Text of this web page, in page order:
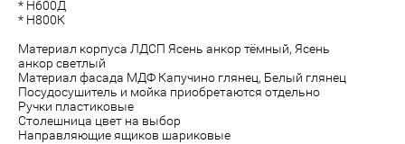
* Н600Д
* Н800К
Материал корпуса ЛДСП Ясень анкор тёмный, Ясень
анкор светлый
Материал фасада МДФ Капучино глянец, Белый глянец
Посудосушитель и мойка приобретаются отдельно
Ручки пластиковые
Столешница цвет на выбор
Направляющие ящиков шариковые